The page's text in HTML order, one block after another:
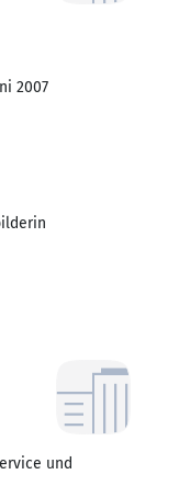
2007
und